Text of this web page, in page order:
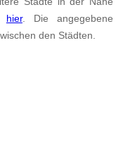
hier. Die angegebene
den Städten.